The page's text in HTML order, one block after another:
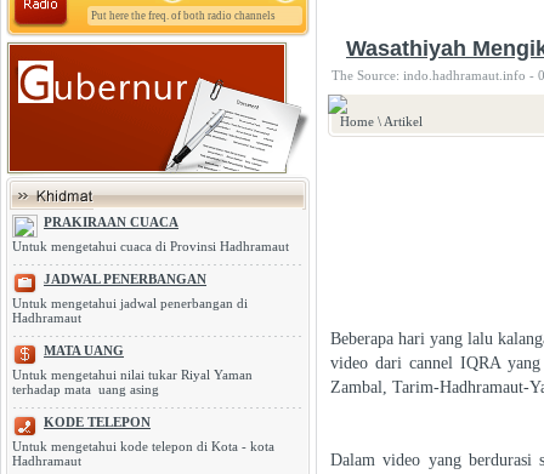
Put here the freq. of both radio channels
PRAKIRAAN CUACA
Untuk mengetahui cuaca di Provinsi Hadhramaut
JADWAL PENERBANGAN
Untuk mengetahui jadwal penerbangan di
Hadhramaut
MATA UANG
Untuk mengetahui nilai tukar Riyal Yaman
terhadap mata uang asing
KODE TELEPON
Untuk mengetahui kode telepon di Kota - kota
Hadhramaut
Wasathiyah
The Source: indo.hadhramaut.info -
Home \ Artikel
Beberapa hari yang lalu
video dari cannel IQRA
Zambal, Tarim-Hadhramaut-
Dalam video yang berdurasi